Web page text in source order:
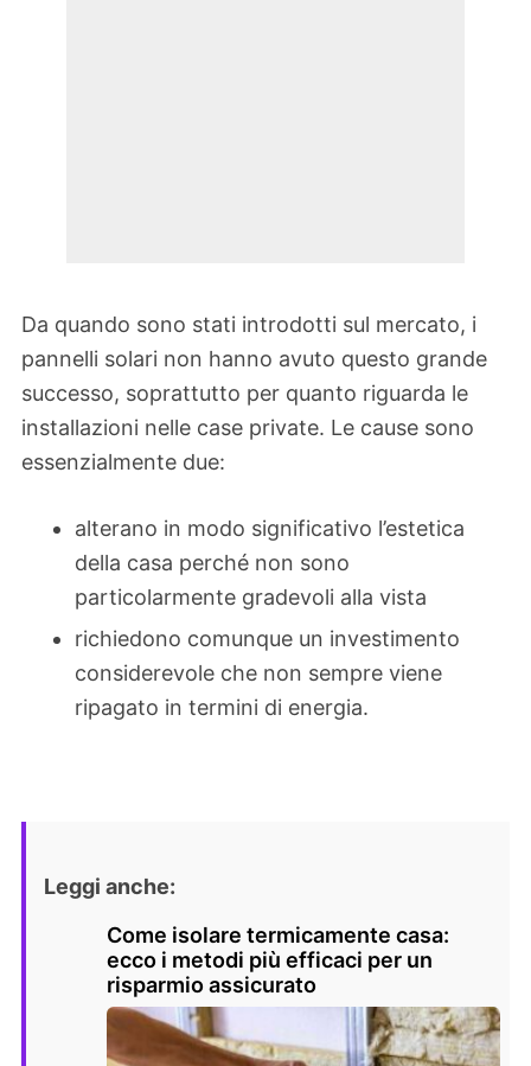
Da quando sono stati introdotti sul mercato, i
pannelli solari non hanno avuto questo grande
successo, soprattutto per quanto riguarda le
installazioni nelle case private. Le cause sono
essenzialmente due:
alterano in modo significativo l’estetica
della casa perché non sono
particolarmente gradevoli alla vista
richiedono comunque un investimento
considerevole che non sempre viene
ripagato in termini di energia.
Leggi anche:
Come isolare termicamente casa:
ecco i metodi più efficaci per un
risparmio assicurato